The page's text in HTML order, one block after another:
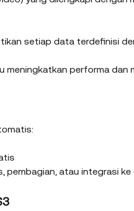
setiap data terdefinisi
performa dan
pembagian, atau integrasi ke